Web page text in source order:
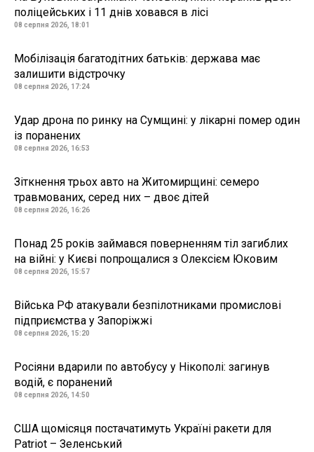
поліцейських і 11 днів ховався в лісі
08 серпня 2026, 18:01
Мобілізація багатодітних батьків: держава має
залишити відстрочку
08 серпня 2026, 17:24
Удар дрона по ринку на Сумщині: у лікарні помер один
із поранених
08 серпня 2026, 16:53
Зіткнення трьох авто на Житомирщині: семеро
травмованих, серед них – двоє дітей
08 серпня 2026, 16:26
Понад 25 років займався поверненням тіл загиблих
на війні: у Києві попрощалися з Олексієм Юковим
08 серпня 2026, 15:57
Війська РФ атакували безпілотниками промислові
підприємства у Запоріжжі
08 серпня 2026, 15:20
Росіяни вдарили по автобусу у Нікополі: загинув
водій, є поранений
08 серпня 2026, 14:50
США щомісяця постачатимуть Україні ракети для
Patriot – Зеленський